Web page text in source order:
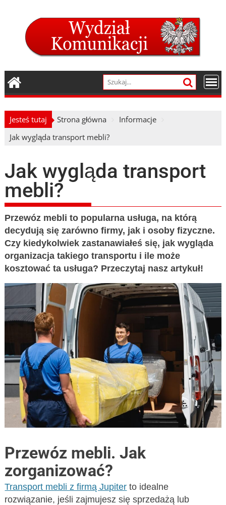
Jesteś tutaj Strona główna
Informacje
Jak wygląda transport mebli?
Jak wygląda transport
mebli?
Przewóz mebli to popularna usługa, na którą
decydują się zarówno firmy, jak i osoby fizyczne.
Czy kiedykolwiek zastanawiałeś się, jak wygląda
organizacja takiego transportu i ile może
kosztować ta usługa? Przeczytaj nasz artykuł!
Przewóz mebli. Jak
zorganizować?
Transport mebli z firmą Jupiter to idealne
rozwiązanie, jeśli zajmujesz się sprzedażą lub